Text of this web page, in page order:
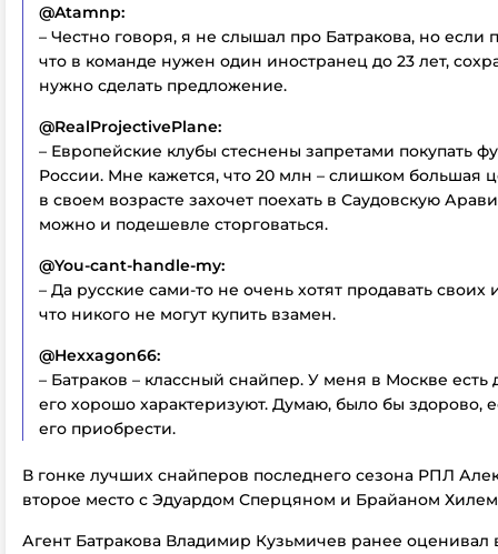
@Atamnp:
– Честно говоря, я не слышал про Батракова, но если
что в команде нужен один иностранец до 23 лет,
нужно сделать предложение.
@RealProjectivePlane:
– Европейские клубы стеснены запретами покупать
России. Мне кажется, что 20 млн – слишком большая
в своем возрасте захочет поехать в Саудовскую
можно и подешевле сторговаться.
@You-cant-handle-my:
– Да русские сами-то не очень хотят продавать своих
что никого не могут купить взамен.
@Hexxagon66:
– Батраков – классный снайпер. У меня в Москве есть
его хорошо характеризуют. Думаю, было бы здорово,
его приобрести.
В гонке лучших снайперов последнего сезона РПЛ
второе место с Эдуардом Сперцяном и Брайаном
Агент Батракова Владимир Кузьмичев ранее оценивал